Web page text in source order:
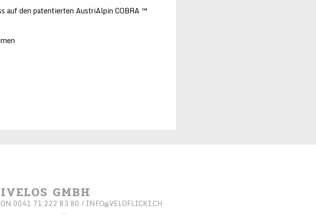
auf den patentierten AustriAlpin COBRA ™
GMBH
0041 71 222 83 80 / INFO@VELOFLICKI.CH